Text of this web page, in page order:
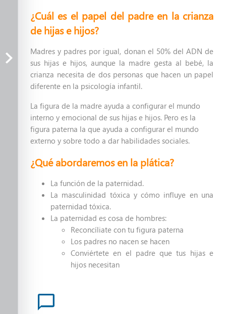
desde el miedo
Buenos padres, buenos tratos
Aprendiendo del Dolor
(Plática)
Aprendiendo del Dolor (Taller)
La playera de Filipón
De la dependencia tóxica al
Conéctate y equilibra tu mente
Sana y cambia tu historia
¿Cuál es el papel del padre en la crianza
de hijas e hijos?
Madres y padres por igual, donan el 50% del ADN de
sus hijas e hijos, aunque la madre gesta al bebé, la
crianza necesita de dos personas que hacen un papel
diferente en la psicología infantil.
La figura de la madre ayuda a configurar el mundo
interno y emocional de sus hijas e hijos. Pero es la
figura paterna la que ayuda a configurar el mundo
externo y sobre todo a dar habilidades sociales.
¿Qué abordaremos en la plática?
La función de la paternidad.
La masculinidad tóxica y cómo influye en una
paternidad tóxica.
La paternidad es cosa de hombres:
Reconcíliate con tu figura paterna
Los padres no nacen se hacen
Conviértete en el padre que tus hijas e
hijos necesitan